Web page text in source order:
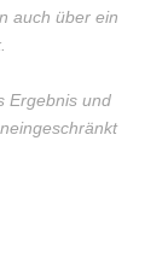
auch über ein
Ergebnis und